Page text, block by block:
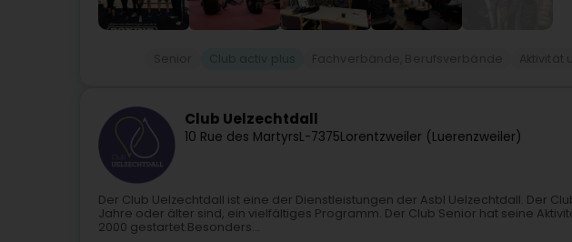
Club Uelzechtdall
10 Rue des MartyrsL-7375Lorentzweiler (Luerenzweiler)
Der Club Uelzechtdall ist eine der Dienstleistungen der Asbl Uelzechtdall. Der
Jahre oder älter sind, ein vielfältiges Programm. Der Club Senior hat seine
2000 gestartet.Besonders...